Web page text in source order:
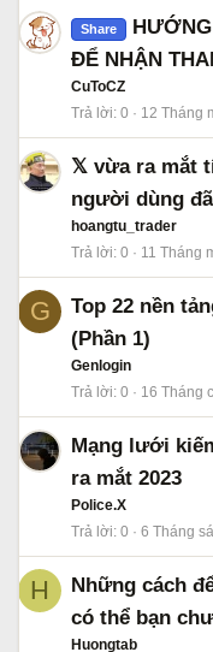
Share
ĐỂ NHẬN
CuToCZ
Trả lời 0 12 Tháng
𝕏 vừa ra mắt
người dùng
hoangtu_trader
Trả lời 0 11 Tháng
G
Top 22 nền
(Phần 1)
Genlogin
Trả lời 0 16 Tháng
Mạng lưới
ra mắt 2023
Police.X
Trả lời 0 6 Tháng
H
Những cách
có thể bạn
Huongtab